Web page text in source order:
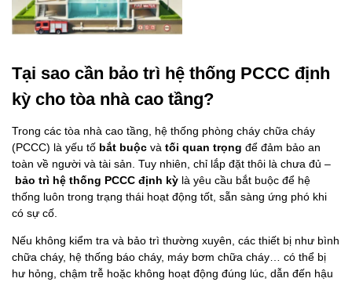
Tại sao cần bảo trì hệ thống PCCC định
kỳ cho tòa nhà cao tầng?
Trong các tòa nhà cao tầng, hệ thống phòng cháy chữa cháy
(PCCC) là yếu tố bắt buộc và tối quan trọng để đảm bảo an
toàn về người và tài sản. Tuy nhiên, chỉ lắp đặt thôi là chưa đủ –
bảo trì hệ thống PCCC định kỳ là yêu cầu bắt buộc để hệ
thống luôn trong trạng thái hoạt động tốt, sẵn sàng ứng phó khi
có sự cố.
Nếu không kiểm tra và bảo trì thường xuyên, các thiết bị như bình
chữa cháy, hệ thống báo cháy, máy bơm chữa cháy… có thể bị
hư hỏng, chậm trễ hoặc không hoạt động đúng lúc, dẫn đến hậu